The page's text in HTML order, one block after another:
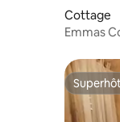
Cottage
Emmas